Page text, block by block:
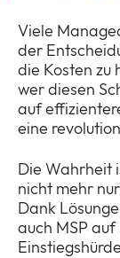
Legal &
Viele
der
die Kosten zu
wer diesen
auf
eine
Die Wahrheit
nicht mehr
Dank
auch MSP